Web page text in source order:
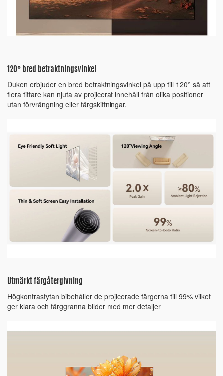
120° bred betraktningsvinkel
Duken erbjuder en bred betraktningsvinkel på upp till 120° så att
flera tittare kan njuta av projicerat innehåll från olika positioner
utan förvrängning eller färgskiftningar.
Utmärkt färgåtergivning
Högkontrastytan bibehåller de projicerade färgerna till 99% vilket
ger klara och färggranna bilder med mer detaljer